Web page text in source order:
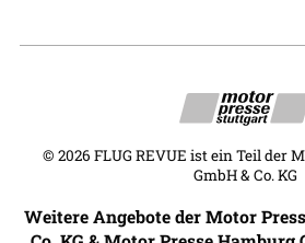
© 2026 FLUG REVUE ist ein Teil der
GmbH & Co. KG
Weitere Angebote der Motor